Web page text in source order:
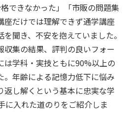
できなかった」「市販の問題集
座だけでは理解できず通学講座
聞き、不安を抱えていました。
収集の結果、評判の良いフォー
は学科・実技ともに90%以上の
年齢による記憶力低下に悩み
返し解くという基本に忠実な学
に入れた道のりをご紹介しま